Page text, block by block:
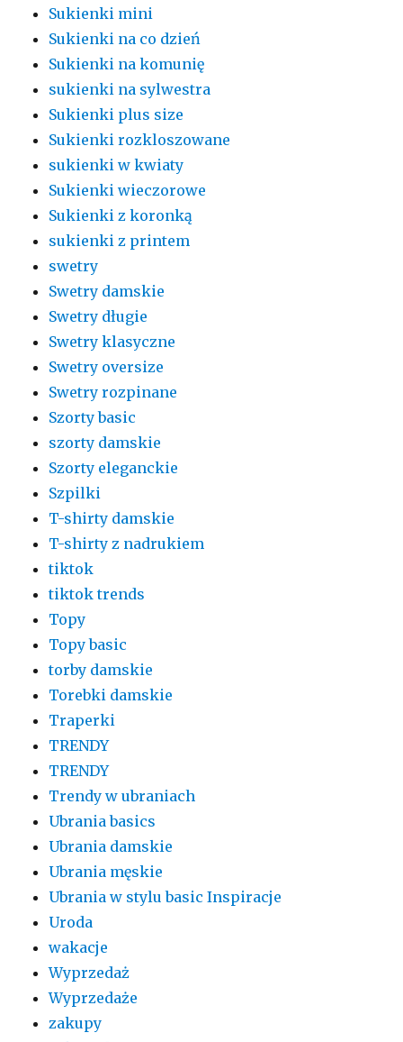
Sukienki mini
Sukienki na co dzień
Sukienki na komunię
sukienki na sylwestra
Sukienki plus size
Sukienki rozkloszowane
sukienki w kwiaty
Sukienki wieczorowe
Sukienki z koronką
sukienki z printem
swetry
Swetry damskie
Swetry długie
Swetry klasyczne
Swetry oversize
Swetry rozpinane
Szorty basic
szorty damskie
Szorty eleganckie
Szpilki
T-shirty damskie
T-shirty z nadrukiem
tiktok
tiktok trends
Topy
Topy basic
torby damskie
Torebki damskie
Traperki
TRENDY
TRENDY
Trendy w ubraniach
Ubrania basics
Ubrania damskie
Ubrania męskie
Ubrania w stylu basic Inspiracje
Uroda
wakacje
Wyprzedaż
Wyprzedaże
zakupy